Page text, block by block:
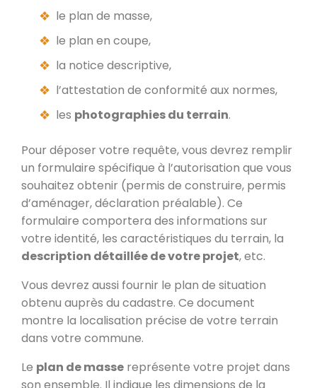
le plan de masse,
le plan en coupe,
la notice descriptive,
l’attestation de conformité aux normes,
les photographies du terrain.
Pour déposer votre requête, vous devrez remplir
un formulaire spécifique à l’autorisation que vous
souhaitez obtenir (permis de construire, permis
d’aménager, déclaration préalable). Ce
formulaire comportera des informations sur
votre identité, les caractéristiques du terrain, la
description détaillée de votre projet, etc.
Vous devrez aussi fournir le plan de situation
obtenu auprès du cadastre. Ce document
montre la localisation précise de votre terrain
dans votre commune.
Le plan de masse représente votre projet dans
son ensemble. Il indique les dimensions de la